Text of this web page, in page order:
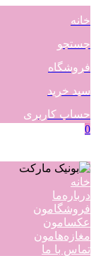
خانه
جستجو
فروشگاه
سبد خرید
حساب کاربری
0
خانه
درباره‌ما
فروشگامون
عکسامون
مغازه‌هامون
تماس با ما